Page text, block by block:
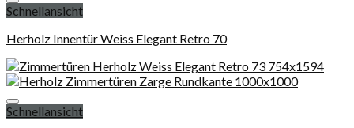
Schnellansicht
Herholz Innentür Weiss Elegant Retro 70
Schnellansicht